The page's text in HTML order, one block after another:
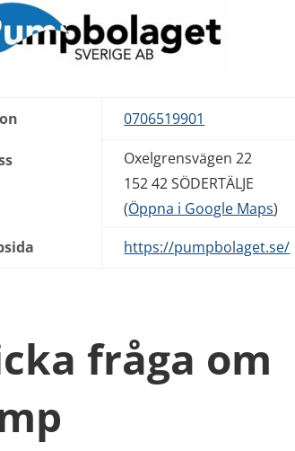
0706519901
Oxelgrensvägen 22
152 42 SÖDERTÄLJE
(Öppna i Google Maps)
https://pumpbolaget.se/
fråga om